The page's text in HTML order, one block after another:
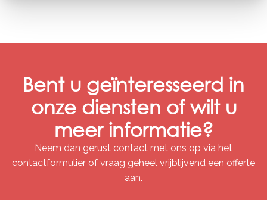
Bent u geïnteresseerd in
onze diensten of wilt u
meer informatie?
Neem dan gerust contact met ons op via het
contactformulier of vraag geheel vrijblijvend een offerte
aan.